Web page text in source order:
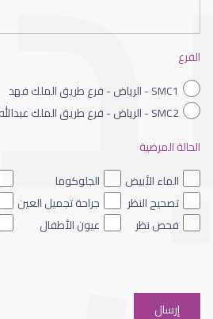
ضعف نظر الاطفال
ضعف نظر العين اليسرى
الفرع
SMC1 - الرياض - فرع طريق الملك فهد
SMC2 - الرياض - فرع طريق الملك عبدالله
الحالة المرضية
الماء الأبيض
الجلوكوما
تصحيح النظر
جراحة تجميل العين
فحص نظر
عيون الأطفال